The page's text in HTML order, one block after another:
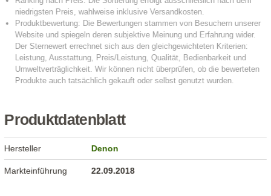
Produktdatenblatt
Hersteller Denon
Markteinführung 22.09.2018